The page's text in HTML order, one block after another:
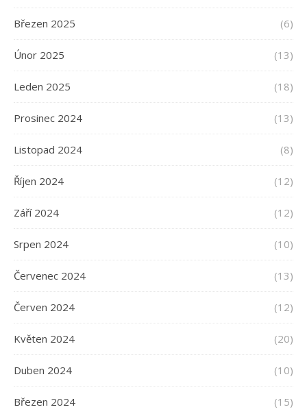
Březen 2025 (6)
Únor 2025 (13)
Leden 2025 (18)
Prosinec 2024 (13)
Listopad 2024 (8)
Říjen 2024 (12)
Září 2024 (12)
Srpen 2024 (10)
Červenec 2024 (13)
Červen 2024 (12)
Květen 2024 (20)
Duben 2024 (10)
Březen 2024 (15)